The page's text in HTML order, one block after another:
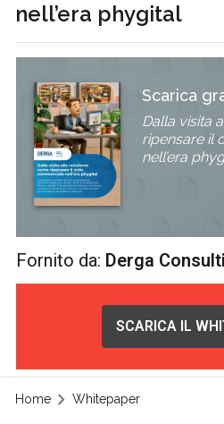
nell’era phygital
Scarica
Dalla visita
ripensare il
nell’era
Fornito da: Derga
SCARICA IL
Home Whitepaper